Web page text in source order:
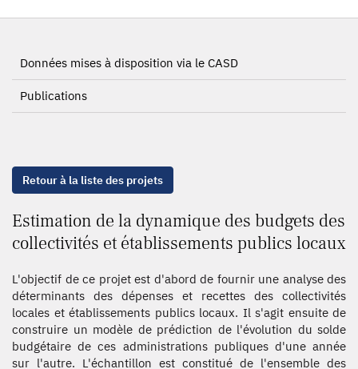
Données mises à disposition via le CASD
Publications
Retour à la liste des projets
Estimation de la dynamique des budgets des
collectivités et établissements publics locaux
L'objectif de ce projet est d'abord de fournir une analyse des
déterminants des dépenses et recettes des collectivités
locales et établissements publics locaux. Il s'agit ensuite de
construire un modèle de prédiction de l'évolution du solde
budgétaire de ces administrations publiques d'une année
sur l'autre. L'échantillon est constitué de l'ensemble des